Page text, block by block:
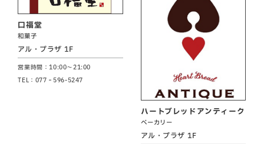
口福堂
和菓子
アル・プラザ 1F
営業時間：10:00～21:00
TEL：077‐596-5247
ハートブレッドアンティーク
ベーカリー
アル・プラザ 1F